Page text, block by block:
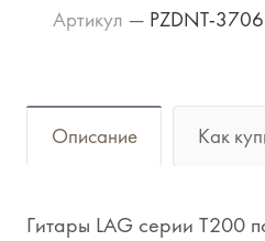
Артикул — PZDNT-
Описание Как
Гитары LAG серии T200